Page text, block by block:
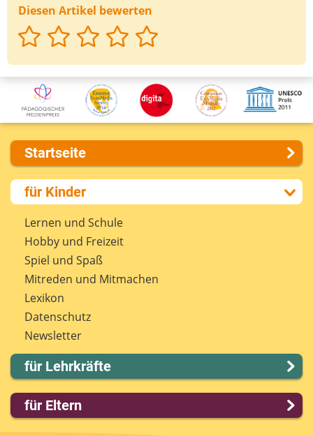
Diesen Artikel bewerten
Deine Nachricht
Startseite
Über uns
Presse
Kontakt
Impressum
Internet-ABC Sitemap
Barrierefreiheit
Länderprojekte
für Kinder
Lernen und Schule
Hobby und Freizeit
Spiel und Spaß
Mitreden und Mitmachen
Lexikon
Datenschutz
Newsletter
für Lehrkräfte
Lernmodule
Unterrichts­materialien
für Eltern